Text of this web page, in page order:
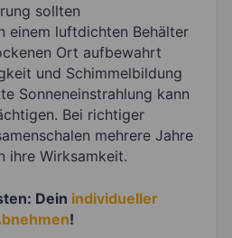
sollten
einem luftdichten Behälter
Ort aufbewahrt
und Schimmelbildung
Sonneneinstrahlung kann
Bei richtiger
mehrere Jahre
ihre Wirksamkeit.
Dein individueller
!